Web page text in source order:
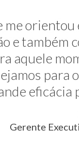
me
e também
aquele
eficácia
Gerente
de sua
E ela faz
nunca
Qualidade,